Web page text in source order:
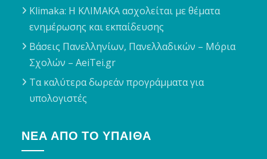
Klimaka: Η ΚΛΙΜΑΚΑ ασχολείται με θέματα
ενημέρωσης και εκπαίδευσης
Βάσεις Πανελληνίων, Πανελλαδικών – Μόρια
Σχολών – AeiTei.gr
Τα καλύτερα δωρεάν προγράμματα για
υπολογιστές
ΝΈΑ ΑΠΌ ΤΟ ΥΠΑΙΘΑ